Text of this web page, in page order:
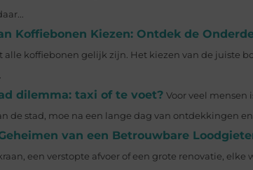
Koffiebonen Kiezen: Ontdek de
alle koffiebonen gelijk zijn. Het kiezen van de juiste
dilemma: taxi of te voet? Voor veel mensen
de stad, moe na een lange dag van ontdekkingen
van een Betrouwbare
een verstopte afvoer of een grote renovatie, elke